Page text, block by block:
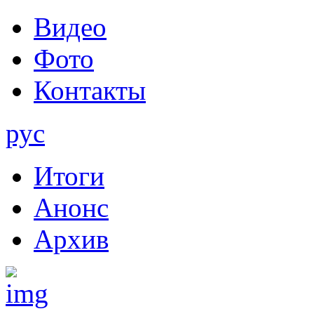
Видео
Фото
Контакты
рус
Итоги
Анонс
Архив